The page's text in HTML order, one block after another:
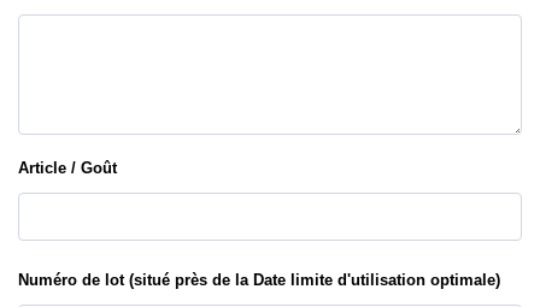
Article / Goût
Numéro de lot (situé près de la Date limite d'utilisation optimale)